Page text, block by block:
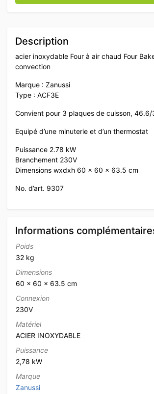
Description
acier inoxydable Four à air chaud Four
convection
Marque : Zanussi
Type : ACF3E
Convient pour 3 plaques de cuisson,
Equipé d’une minuterie et d’un thermostat
Puissance 2.78 kW
Branchement 230V
Dimensions wxdxh 60 x 60 x 63.5 cm
No. d’art. 9307
Informations
Poids
32 kg
Dimensions
60 × 60 × 63.5 cm
Connexion
230V
Matériel
ACIER INOXYDABLE
Puissance
2,78 kW
Marque
Zanussi